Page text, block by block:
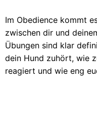
Im Obedience kommt
zwischen dir und
Übungen sind klar
dein Hund zuhört, wie
reagiert und wie eng